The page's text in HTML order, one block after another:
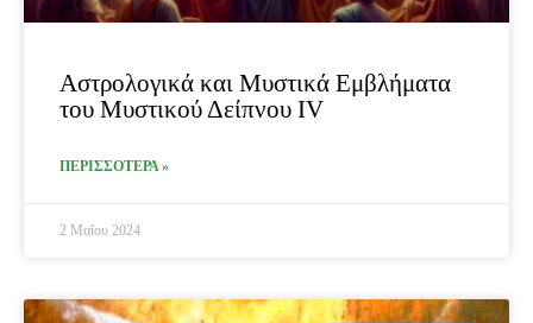
Αστρολογικά και Μυστικά Εμβλήματα
του Μυστικού Δείπνου IV
ΠΕΡΙΣΣΟΤΕΡΑ »
2 Μαΐου 2024